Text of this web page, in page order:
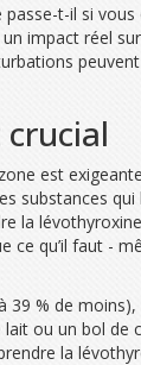
passe-t-il si
impact réel
est
substances
la
ce qu’il faut -
39 % de moins),
ou un bol de
la